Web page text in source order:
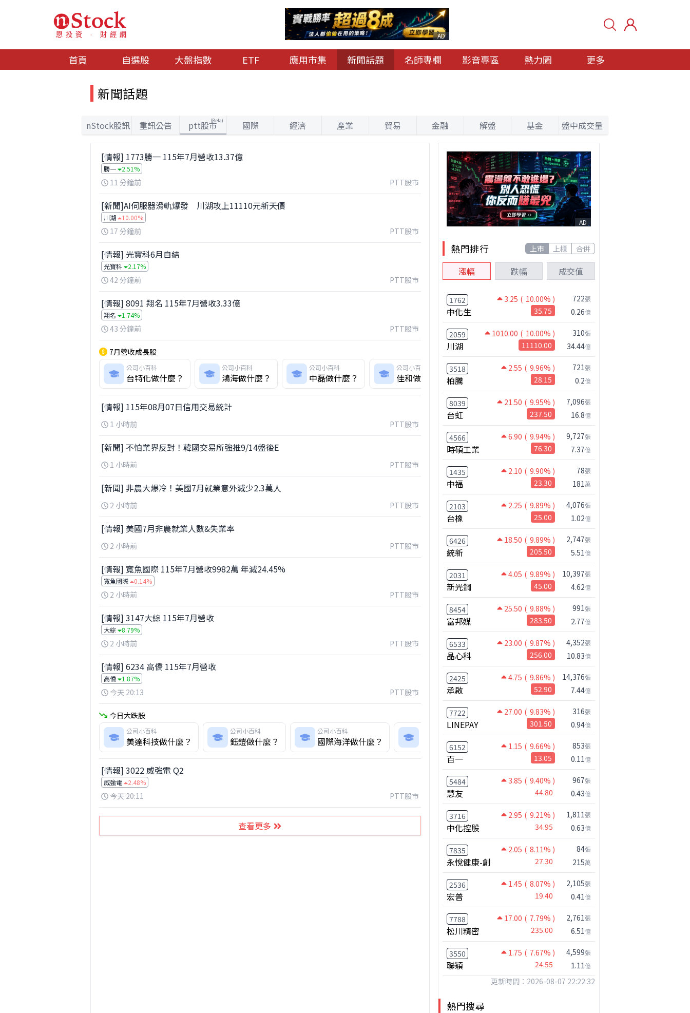
AD
首頁 自選股 大盤指數 ETF 應用市集 新聞話題 名師專欄 影音專區 熱力圖 更多
新聞話題
nStock股訊 重訊公告 ptt股市(Beta) 國際 經濟 產業 貿易 金融 解盤 基金 盤中成交量
[情報] 1773勝一 115年7月營收13.37億
勝一 2.51%
11 分鐘前 PTT股市
[新聞]AI伺服器滑軌爆發 川湖攻上11110元新天價
川湖 10.00%
17 分鐘前 PTT股市
[情報] 光寶科6月自結
光寶科 2.17%
42 分鐘前 PTT股市
[情報] 8091 翔名 115年7月營收3.33億
翔名 1.74%
43 分鐘前 PTT股市
7月營收成長股
公司小百科
台特化做什麼？
公司小百科
鴻海做什麼？
公司小百科
中磊做什麼？
公司小百科
佳和做什麼？
公司小百科
華景電做什麼？
[情報] 115年08月07日信用交易統計
1 小時前 PTT股市
[新聞] 不怕業界反對！韓國交易所強推9/14盤後E
1 小時前 PTT股市
[新聞] 非農大爆冷！美國7月就業意外減少2.3萬人
2 小時前 PTT股市
[情報] 美國7月非農就業人數&失業率
2 小時前 PTT股市
[情報] 寬魚國際 115年7月營收9982萬 年減24.45%
寬魚國際 0.14%
2 小時前 PTT股市
[情報] 3147大綜 115年7月營收
大綜 8.79%
2 小時前 PTT股市
[情報] 6234 高僑 115年7月營收
高僑 1.87%
今天 20:13 PTT股市
今日大跌股
公司小百科
美達科技做什麼？
公司小百科
鈺鎧做什麼？
公司小百科
國際海洋做什麼？
公司小百科
高力做什麼？
公司小百科
勝釩做什麼？
[情報] 3022 威強電 Q2
威強電 2.48%
今天 20:11 PTT股市
查看更多
AD
熱門排行 上市 上櫃 合併
漲幅 跌幅 成交值
1762 3.25 ( 10.00% )
中化生 35.75
722張
0.26億
2059 1010.00 ( 10.00% )
川湖 11110.00
310張
34.44億
3518 2.55 ( 9.96% )
柏騰 28.15
721張
0.2億
8039 21.50 ( 9.95% )
台虹 237.50
7,096張
16.8億
4566 6.90 ( 9.94% )
時碩工業 76.30
9,727張
7.37億
1435 2.10 ( 9.90% )
中福 23.30
78張
181萬
2103 2.25 ( 9.89% )
台橡 25.00
4,076張
1.02億
6426 18.50 ( 9.89% )
統新 205.50
2,747張
5.51億
2031 4.05 ( 9.89% )
新光鋼 45.00
10,397張
4.62億
8454 25.50 ( 9.88% )
富邦媒 283.50
991張
2.77億
6533 23.00 ( 9.87% )
晶心科 256.00
4,352張
10.83億
2425 4.75 ( 9.86% )
承啟 52.90
14,376張
7.44億
7722 27.00 ( 9.83% )
LINEPAY 301.50
316張
0.94億
6152 1.15 ( 9.66% )
百一 13.05
853張
0.11億
5484 3.85 ( 9.40% )
慧友 44.80
967張
0.43億
3716 2.95 ( 9.21% )
中化控股 34.95
1,811張
0.63億
7835 2.05 ( 8.11% )
永悅健康-創 27.30
84張
215萬
2536 1.45 ( 8.07% )
宏普 19.40
2,105張
0.41億
7788 17.00 ( 7.79% )
松川精密 235.00
2,761張
6.51億
3550 1.75 ( 7.67% )
聯穎 24.55
4,599張
1.11億
更新時間：2026-08-07 22:22:32
熱門搜尋